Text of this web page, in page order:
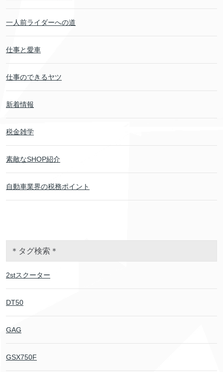
一人前ライダーへの道
仕事と愛車
仕事のできるヤツ
新着情報
税金雑学
素敵なSHOP紹介
自動車業界の税務ポイント
＊タグ検索＊
2stスクーター
DT50
GAG
GSX750F